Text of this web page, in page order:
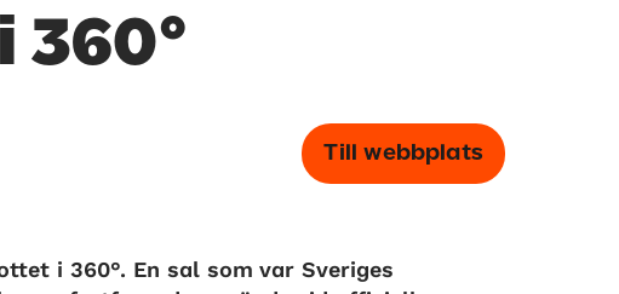
360°
Till webbplats
i 360°. En sal som var Sveriges